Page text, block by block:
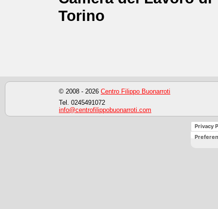
Torino
© 2008 - 2026 Centro Filippo Buonarroti
Tel. 0245491072
info@centrofilippobuonarroti.com
Privacy